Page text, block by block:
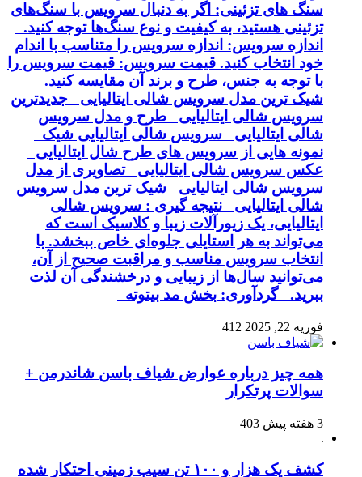
سنگ های تزئینی: اگر به دنبال سرویس با سنگ‌های
تزئینی هستید، به کیفیت و نوع سنگ‌ها توجه کنید.
اندازه سرویس: اندازه سرویس را متناسب با اندام
خود انتخاب کنید. قیمت سرویس: قیمت سرویس را
با توجه به جنس، طرح و برند آن مقایسه کنید.
شیک ترین مدل سرویس شالی ایتالیایی جدیدترین
سرویس شالی ایتالیایی طرح و مدل سرویس
شالی ایتالیایی سرویس شالی ایتالیایی شیک
نمونه هایی از سرویس های طرح شال ایتالیایی
عکس سرویس شالی ایتالیایی تصاویری از مدل
سرویس شالی ایتالیایی شیک ترین مدل سرویس
شالی ایتالیایی نتیجه گیری : سرویس شالی
ایتالیایی، یک زیورآلات زیبا و کلاسیک است که
می‌تواند به هر استایلی جلوه‌ای خاص ببخشد. با
انتخاب سرویس مناسب و مراقبت صحیح از آن،
می‌توانید سال‌ها از زیبایی و درخشندگی آن لذت
ببرید. گردآوری: بخش مد بیتوته
فوریه 22, 2025 412
همه چیز درباره عوارض شیاف باسن شاندرمن +
سوالات پرتکرار
3 هفته پیش 403
کشف یک هزار و ۱۰۰ تن سیب زمینی احتکار شده